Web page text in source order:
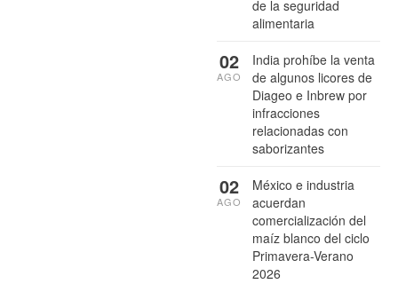
de la seguridad
alimentaria
India prohíbe la venta
de algunos licores de
Diageo e Inbrew por
infracciones
relacionadas con
saborizantes
02
AGO
México e industria
acuerdan
comercialización del
maíz blanco del ciclo
Primavera-Verano
2026
02
AGO